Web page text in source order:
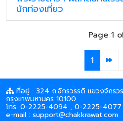
นักท่องเที่ยว
Page 1
1
ที่อยู่ : 324 ถ.จักรวรรดิ แขวงจักร
กรุงเทพมหานคร 10100
โทร. 0-2225-4094 , 0-2225-
e-mail : support@chakkrawat.com